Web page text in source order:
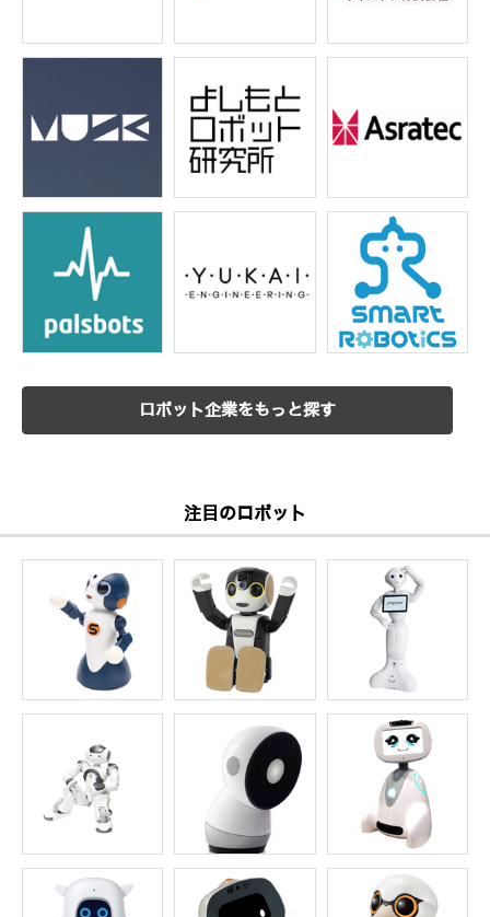
ロボット企業をもっと探す
注目のロボット